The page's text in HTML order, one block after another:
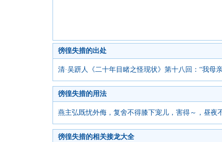
徬徨失措的出处
清·吴趼人《二十年目睹之怪现状》第十八回：“我母
徬徨失措的用法
燕主弘既忧外侮，复舍不得膝下宠儿，害得～，昼
徬徨失措的相关接龙大全